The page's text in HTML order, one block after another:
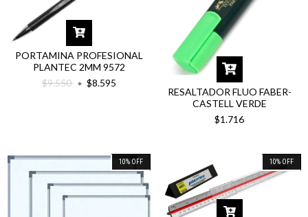
PORTAMINA PROFESIONAL
PLANTEC 2MM 9572
$9.550
$8.595
RESALTADOR FLUO FABER-
CASTELL VERDE
$1.716
10% OFF 10% OFF